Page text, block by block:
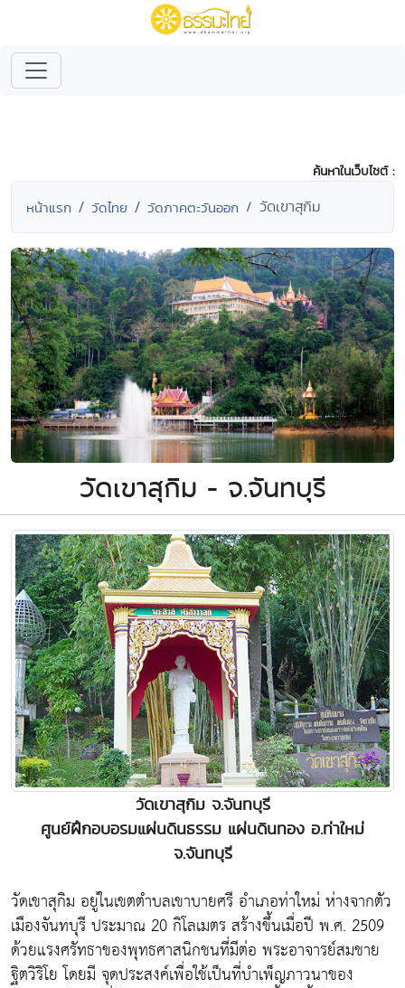
ค้นหาในเว็บไซต์ :
หน้าแรก วัดไทย วัดภาคตะวันออก วัดเขาสุกิม
วัดเขาสุกิม - จ.จันทบุรี
วัดเขาสุกิม จ.จันทบุรี
ศูนย์ฝึกอบอรมแผ่นดินธรรม แผ่นดินทอง อ.ท่าใหม่
จ.จันทบุรี
วัดเขาสุกิม อยู่ในเขตตำบลเขาบายศรี อำเภอท่าใหม่ ห่างจากตัว
เมืองจันทบุรี ประมาณ 20 กิโลเมตร สร้างขึ้นเมื่อปี พ.ศ. 2509
ด้วยแรงศรัทธาของพุทธศาสนิกชนที่มีต่อ พระอาจารย์สมชาย
ฐิตวิริโย โดยมี จุดประสงค์เพื่อใช้เป็นที่บำเพ็ญภาวนาของ